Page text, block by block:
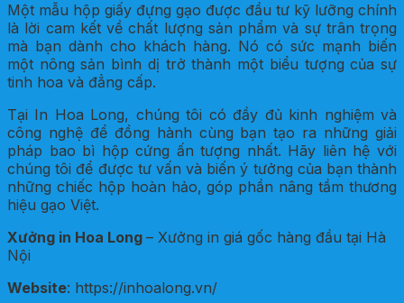
Một mẫu hộp giấy đựng gạo được đầu tư kỹ lưỡng chính
là lời cam kết về chất lượng sản phẩm và sự trân trọng
mà bạn dành cho khách hàng. Nó có sức mạnh biến
một nông sản bình dị trở thành một biểu tượng của sự
tinh hoa và đẳng cấp.
Tại In Hoa Long, chúng tôi có đầy đủ kinh nghiệm và
công nghệ để đồng hành cùng bạn tạo ra những giải
pháp bao bì hộp cứng ấn tượng nhất. Hãy liên hệ với
chúng tôi để được tư vấn và biến ý tưởng của bạn thành
những chiếc hộp hoàn hảo, góp phần nâng tầm thương
hiệu gạo Việt.
Xưởng in Hoa Long – Xưởng in giá gốc hàng đầu tại Hà
Nội
Website: https://inhoalong.vn/